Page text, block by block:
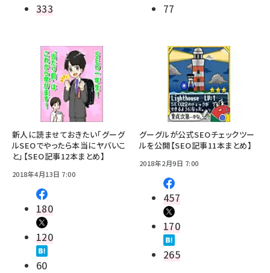
333
77
新人に読ませておきたい「グーグ
ルSEOでやったら本当にヤバいこ
と」【SEO記事12本まとめ】
2018年4月13日 7:00
180
120
60
グーグルが公式SEOチェックツー
ルを公開【SEO記事11本まとめ】
2018年2月9日 7:00
457
170
265